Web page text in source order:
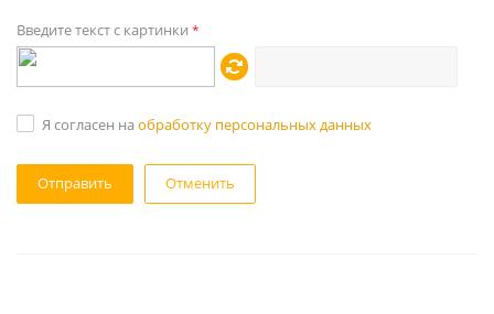
Введите текст с картинки *
Я согласен на обработку персональных данных
Отменить